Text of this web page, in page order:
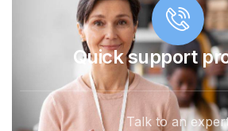
Quick support
Talk to an